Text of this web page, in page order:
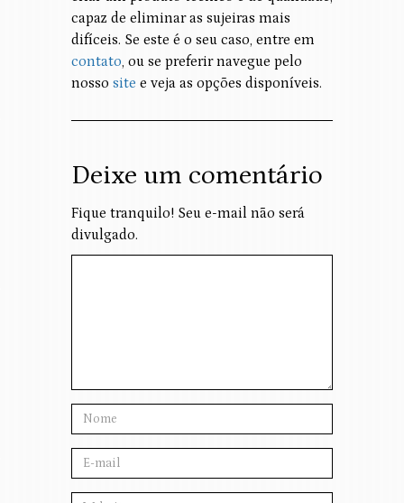
capaz de eliminar as sujeiras mais
difíceis. Se este é o seu caso, entre em
contato, ou se preferir navegue pelo
nosso site e veja as opções disponíveis.
Deixe um comentário
Fique tranquilo! Seu e-mail não será
divulgado.